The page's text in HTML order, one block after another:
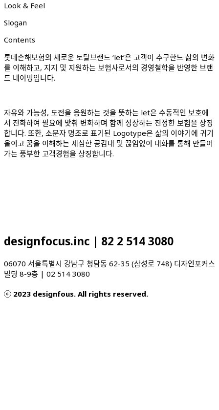
Look & Feel
Slogan
Contents
롯데손해보험의 새로운 토탈브랜드 ‘let’은 고객이 추구한느 삶의 변화
를 이해하고, 지지 및 지원하는 보험사로서의 경영철학을 반영한 브랜
드 네이밍입니다.
자유와 가능성, 도전을 응원하는 것을 뜻하는 let은 수동적인 보호에
서 진화하여 필요에 맞춰 변화하며 함께 성장하는 진정한 보험을 상징
합니다. 또한, 소문자 명조로 표기된 Logotype은 삶의 이야기에 귀기
울이고 꿈을 이해하는 세심한 공감대 및 끊임없이 대화를 통해 만들어
가는 풍부한 고객경험을 상징합니다.
designfocus.inc | 82 2 514 3080
06070 서울특별시 강남구 청담동 62-35 (삼성로 748) 디자인포커스
빌딩 8-9층 | 02 514 3080
ⓒ 2023 designfous. All rights reserved.